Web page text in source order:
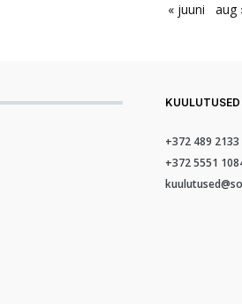
« juuni
aug
KUULUTUSED
+372 489 2133
+372 5551